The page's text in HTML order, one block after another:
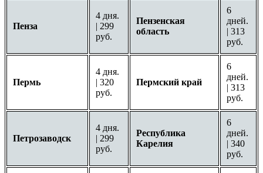
Пенза
4 дня.
| 299
руб.
Пензенская
область
6
дней.
| 313
руб.
Пермь
4 дня.
| 320
руб.
Пермский край
6
дней.
| 313
руб.
Петрозаводск
4 дня.
| 299
руб.
Республика
Карелия
6
дней.
| 340
руб.